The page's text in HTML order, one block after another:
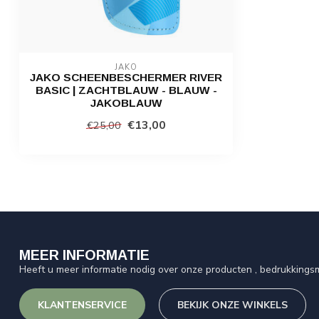
JAKO
JAKO SCHEENBESCHERMER RIVER
BASIC | ZACHTBLAUW - BLAUW -
JAKOBLAUW
€25,00 €13,00
MEER INFORMATIE
Heeft u meer informatie nodig over onze producten ,
KLANTENSERVICE BEKIJK ONZE WINKELS